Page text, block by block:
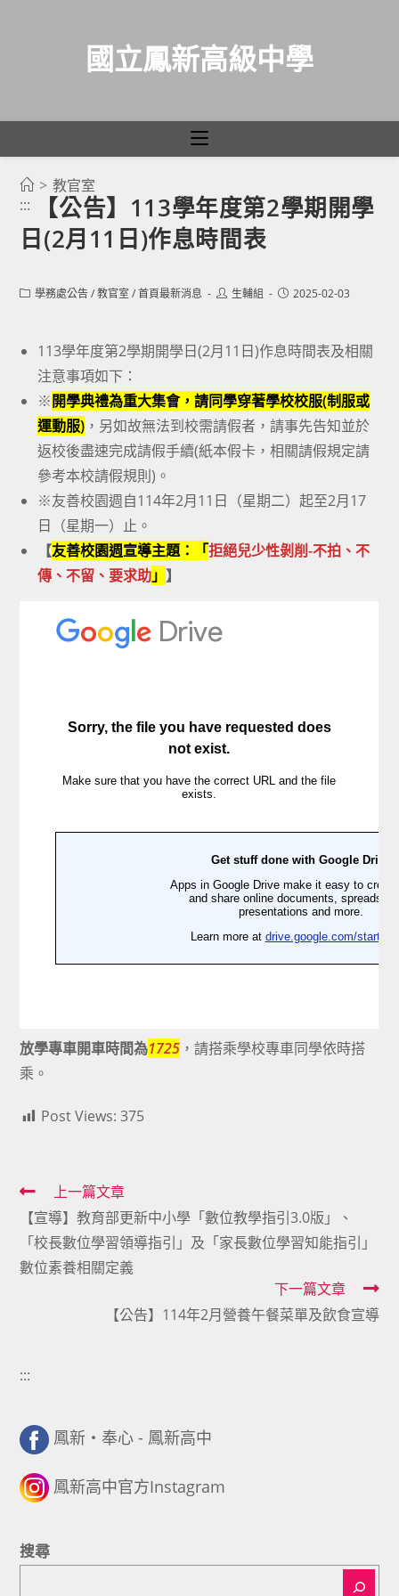
國立鳳新高級中學
> 教官室
:::
【公告】113學年度第2學期開學
日(2月11日)作息時間表
Post學務處公告 / 教官室 / 首頁最新消息
Post生輔組
Post2025-02-03
113學年度第2學期開學日(2月11日)作息時間表及相關
注意事項如下：
※開學典禮為重大集會，請同學穿著學校校服(制服或
運動服) ，另如故無法到校需請假者，請事先告知並於
返校後盡速完成請假手續(紙本假卡，相關請假規定請
參考本校請假規則)。
※友善校園週自114年2月11日（星期二）起至2月17
日（星期一）止。
【友善校園週宣導主題：「拒絕兒少性剝削-不拍、不
傳、不留、要求助」】
放學專車開車時間為1725 ，請搭乘學校專車同學依時搭
乘。
Post Views: 375
Read
more
articles
上一篇文章
【宣導】教育部更新中小學「數位教學指引3.0版」、
「校長數位學習領導指引」及「家長數位學習知能指引」
數位素養相關定義
下一篇文章
【公告】114年2月營養午餐菜單及飲食宣導
:::
鳳新・奉心 - 鳳新高中
鳳新高中官方Instagram
搜尋